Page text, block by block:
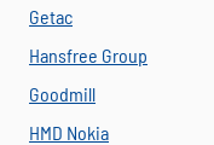
Getac
Hansfree Group
Goodmill
HMD Nokia